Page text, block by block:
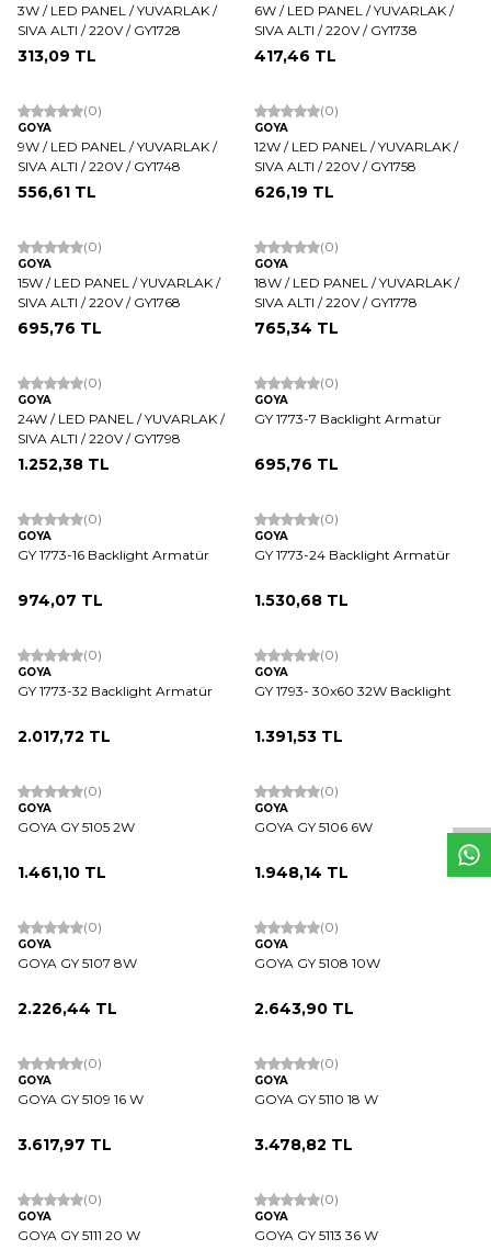
3W / LED PANEL / YUVARLAK /
SIVA ALTI / 220V / GY1728
313,09 TL
6W / LED PANEL / YUVARLAK /
SIVA ALTI / 220V / GY1738
417,46 TL
(0)
GOYA
9W / LED PANEL / YUVARLAK /
SIVA ALTI / 220V / GY1748
556,61 TL
(0)
GOYA
12W / LED PANEL / YUVARLAK /
SIVA ALTI / 220V / GY1758
626,19 TL
(0)
GOYA
15W / LED PANEL / YUVARLAK /
SIVA ALTI / 220V / GY1768
695,76 TL
(0)
GOYA
18W / LED PANEL / YUVARLAK /
SIVA ALTI / 220V / GY1778
765,34 TL
(0)
GOYA
24W / LED PANEL / YUVARLAK /
SIVA ALTI / 220V / GY1798
1.252,38 TL
(0)
GOYA
GY 1773-7 Backlight Armatür
695,76 TL
(0)
GOYA
GY 1773-16 Backlight Armatür
974,07 TL
(0)
GOYA
GY 1773-24 Backlight Armatür
1.530,68 TL
(0)
GOYA
GY 1773-32 Backlight Armatür
2.017,72 TL
(0)
GOYA
GY 1793- 30x60 32W Backlight
1.391,53 TL
(0)
GOYA
GOYA GY 5105 2W
1.461,10 TL
(0)
GOYA
GOYA GY 5106 6W
1.948,14 TL
(0)
GOYA
GOYA GY 5107 8W
2.226,44 TL
(0)
GOYA
GOYA GY 5108 10W
2.643,90 TL
(0)
GOYA
GOYA GY 5109 16 W
3.617,97 TL
(0)
GOYA
GOYA GY 5110 18 W
3.478,82 TL
(0)
GOYA
GOYA GY 5111 20 W
(0)
GOYA
GOYA GY 5113 36 W